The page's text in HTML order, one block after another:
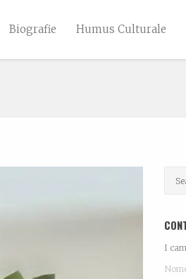
Biografie Humus Culturale
I